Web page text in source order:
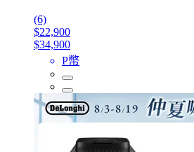
(6)
$22,900
$34,900
P幣